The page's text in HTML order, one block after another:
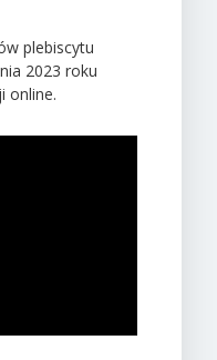
plebiscytu
2023 roku
online.